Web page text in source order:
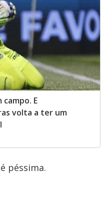
E
volta a ter um
péssima.